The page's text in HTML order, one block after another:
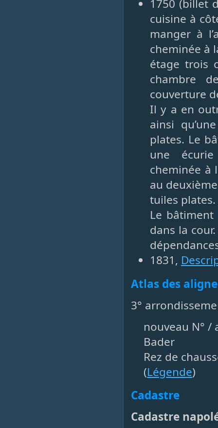
1750 (billet
cuisine à
manger à
cheminée à
étage trois
chambre
couverture
Il y a en
ainsi
plates. Le
une
cheminée à
au
tuiles plates.
Le
dans la
1831,
Atlas des
3°
nouveau N° /
Bader
Rez de
(Légende)
Cadastre
Cadastre